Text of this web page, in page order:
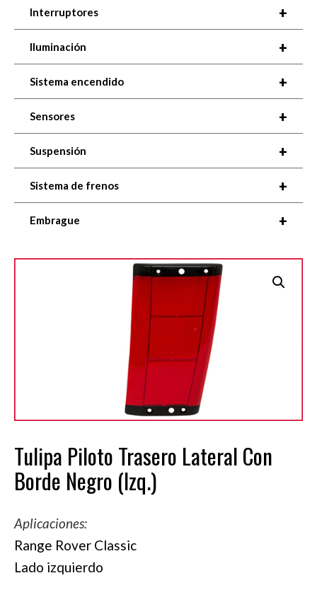
+
Interruptores
+
Iluminación
+
Sistema encendido
+
Sensores
+
Suspensión
+
Sistema de frenos
+
Embrague
Tulipa Piloto Trasero Lateral Con
Borde Negro (Izq.)
Aplicaciones:
Range Rover Classic
Lado izquierdo